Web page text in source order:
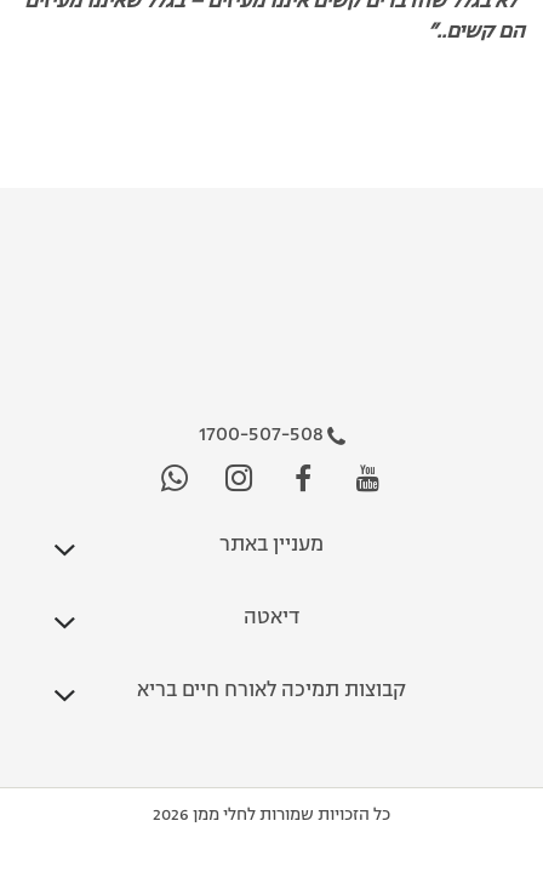
הם קשים..”
1700-507-508
מעניין באתר
דיאטה
קבוצות תמיכה לאורח חיים בריא
כל הזכויות שמורות לחלי ממן 2026